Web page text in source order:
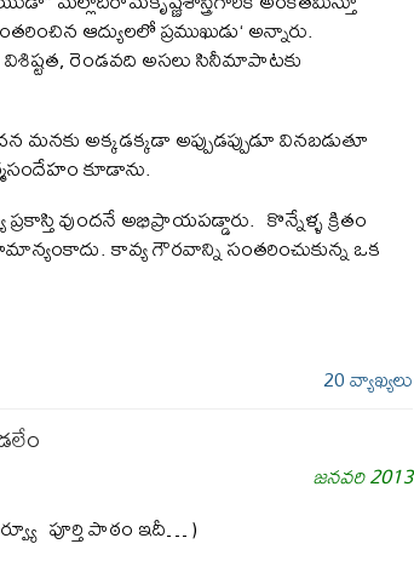
ఆద్యులలో ప్రముఖుడు‘ అన్నారు.
రెండవది అసలు సినీమాపాటకు
అక్కడక్కడా అప్పుడప్పుడూ వినబడుతూ
కూడాను.
వుందనే అభిప్రాయపడ్డారు. కొన్నేళ్ళ క్రితం
కావ్య గౌరవాన్ని సంతరించుకున్న ఒక
20 వ్యాఖ్యలు
జనవరి 2013
పూర్తి పాఠం ఇదీ… )